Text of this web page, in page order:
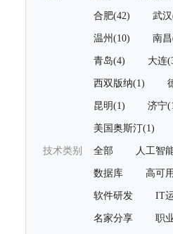
合肥(42) 武
温州(10) 南
青岛(4) 大连
西双版纳(1)
昆明(1) 济宁
美国奥斯汀(1)
技术类别 全部 人工智
数据库 高可
软件研发 IT
名家分享 职